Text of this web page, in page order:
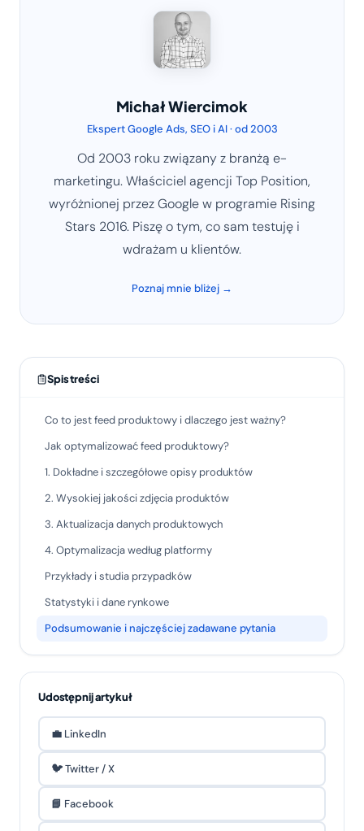
Michał Wiercimok
Ekspert Google Ads, SEO i AI · od 2003
Od 2003 roku związany z branżą e-
marketingu. Właściciel agencji Top Position,
wyróżnionej przez Google w programie Rising
Stars 2016. Piszę o tym, co sam testuję i
wdrażam u klientów.
Poznaj mnie bliżej →
Spis treści
Co to jest feed produktowy i dlaczego jest ważny?
Jak optymalizować feed produktowy?
1. Dokładne i szczegółowe opisy produktów
2. Wysokiej jakości zdjęcia produktów
3. Aktualizacja danych produktowych
4. Optymalizacja według platformy
Przykłady i studia przypadków
Statystyki i dane rynkowe
Podsumowanie i najczęściej zadawane pytania
Udostępnij artykuł
💼 LinkedIn
🐦 Twitter / X
📘 Facebook